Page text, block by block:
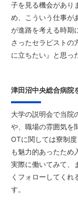
子を見る機会があり
め、こういう仕事が
が進路を考える時期
さったセラピストの
に立ちたい』と思っ
津田沼中央総合病院
大学の説明会で当院
や、職場の雰囲気を
OTに関しては寮制
も魅力的あったため
実際に働いてみて、
くフォローしてくれ
す。